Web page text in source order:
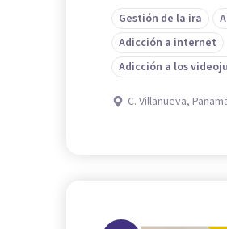
Gestión de la ira
Adicción a internet
Adicción a los
C. Villanueva,